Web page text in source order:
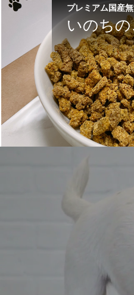
プレミアム国産
いのち